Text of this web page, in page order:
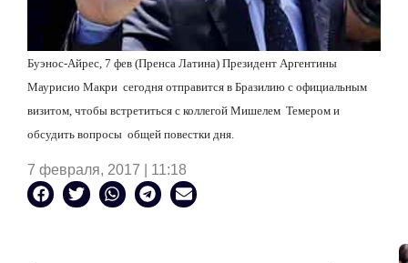
Буэнос-Айрес, 7 фев (Пренса Латина) Президент Аргентины
Маурисио Макри сегодня отправится в Бразилию с официальным
визитом, чтобы встретиться с коллегой Мишелем Темером и
обсудить вопросы общей повестки дня.
7 февраля, 2017 | 11:18